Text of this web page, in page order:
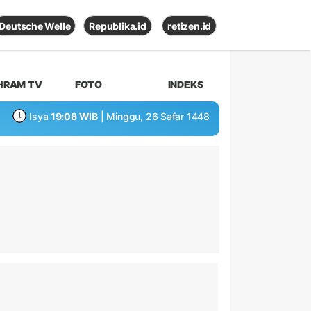
Deutsche Welle Republika.id retizen.id
TV FOTO INDEKS
Isya 19:08 WIB | Minggu, 26 Safar 1448